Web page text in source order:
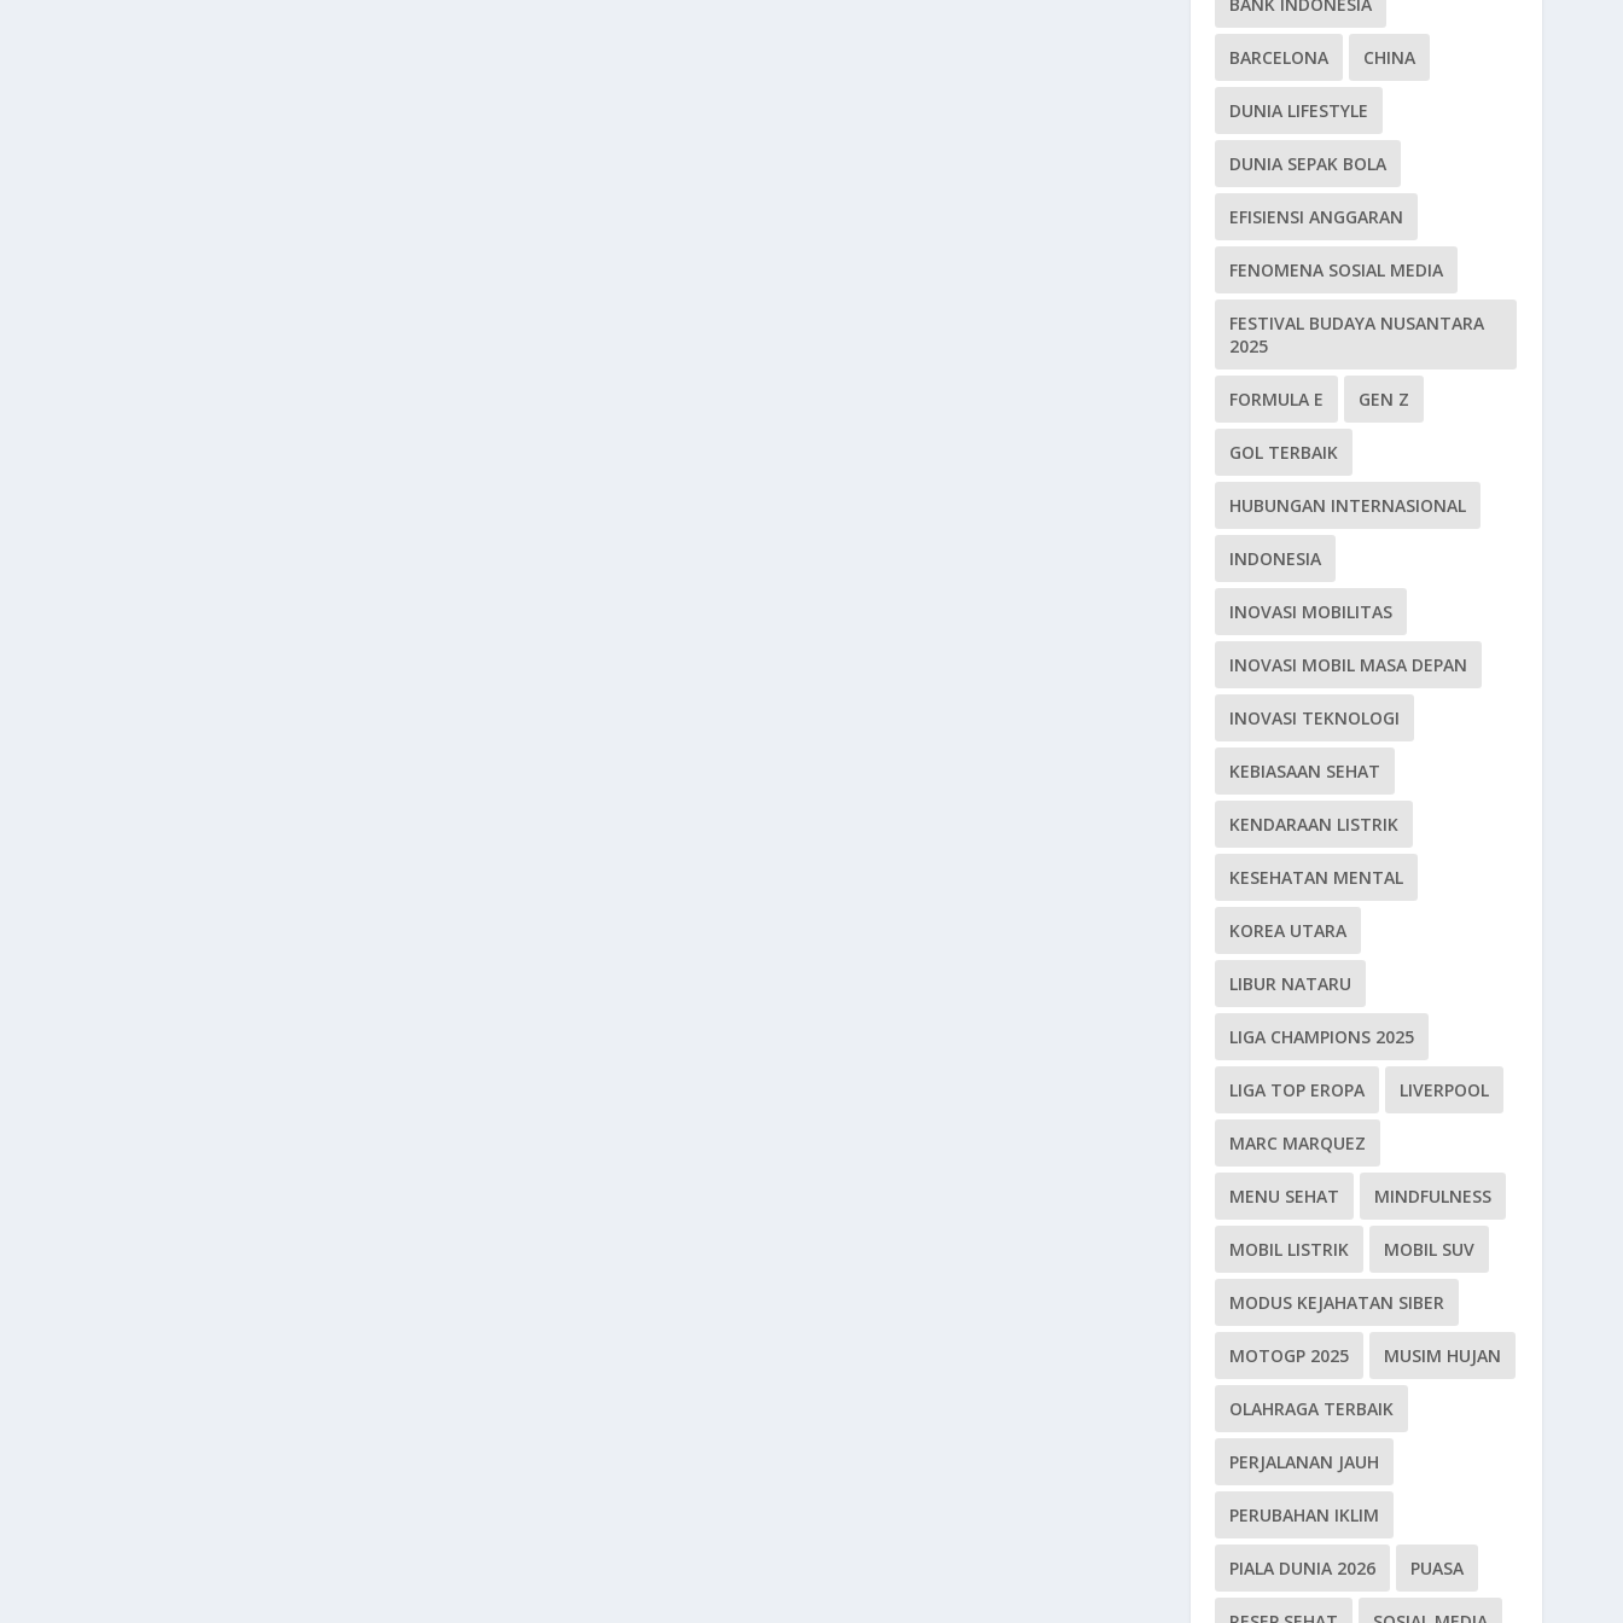
BARCELONA CHINA
DUNIA LIFESTYLE
DUNIA SEPAK BOLA
EFISIENSI ANGGARAN
FENOMENA SOSIAL MEDIA
FESTIVAL BUDAYA NUSANTARA
2025
FORMULA E GEN Z
GOL TERBAIK
HUBUNGAN INTERNASIONAL
INDONESIA
INOVASI MOBILITAS
INOVASI MOBIL MASA DEPAN
INOVASI TEKNOLOGI
KEBIASAAN SEHAT
KENDARAAN LISTRIK
KESEHATAN MENTAL
KOREA UTARA
LIBUR NATARU
LIGA CHAMPIONS 2025
LIGA TOP EROPA LIVERPOOL
MARC MARQUEZ
MENU SEHAT MINDFULNESS
MOBIL LISTRIK MOBIL SUV
MODUS KEJAHATAN SIBER
MOTOGP 2025 MUSIM HUJAN
OLAHRAGA TERBAIK
PERJALANAN JAUH
PERUBAHAN IKLIM
PIALA DUNIA 2026 PUASA